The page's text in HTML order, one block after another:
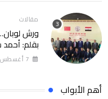
مقالات
ورش
بقلم:
7 أغسطس، 2026
أهم الأبواب